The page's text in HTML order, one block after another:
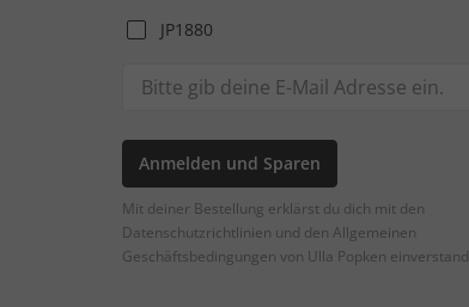
JP1880
Anmelden und Sparen
Mit deiner Bestellung erklärst du dich mit den
Datenschutzrichtlinien und den Allgemeinen
Geschäftsbedingungen von Ulla Popken